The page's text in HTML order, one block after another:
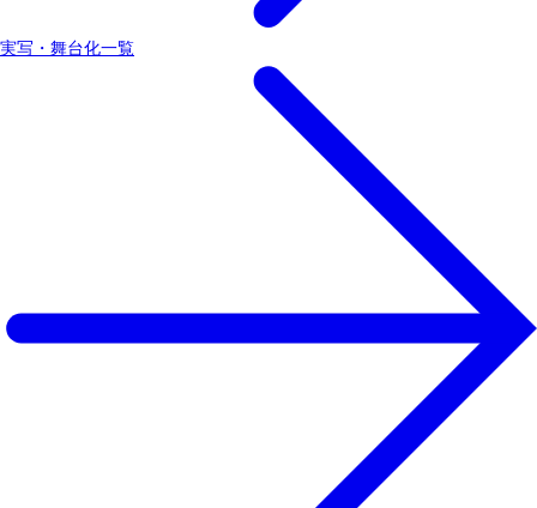
実写・舞台化一覧